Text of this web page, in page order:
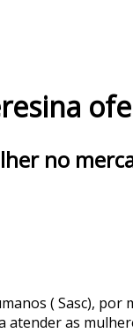
no
( Sasc),
as